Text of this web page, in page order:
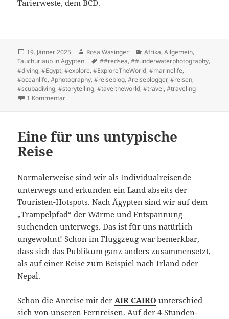
Tarierweste, dem BCD.
Posted
on
19. Jänner 2025 Author
Rosa Wasinger Categories
Afrika,Allgemein,
Tauchurlaub in Ägypten
Tags
##redsea,##underwaterphotography,
#diving,#Egypt,#explore,#ExploreTheWorld,#marinelife,
#oceanlife,#photography,#reiseblog,#reiseblogger,#reisen,
#scubadiving,#storytelling,#taveltheworld,#travel,#traveling
1 Kommentarzu Tausche Staubsauger gegen Flossen
Eine für uns untypische
Reise
Normalerweise sind wir als Individualreisende
unterwegs und erkunden ein Land abseits der
Touristen-Hotspots. Nach Ägypten sind wir auf dem
„Trampelpfad“ der Wärme und Entspannung
suchenden unterwegs. Das ist für uns natürlich
ungewohnt! Schon im Fluggzeug war bemerkbar,
dass sich das Publikum ganz anders zusammensetzt,
als auf einer Reise zum Beispiel nach Irland oder
Nepal.
Schon die Anreise mit derAIR CAIRO unterschied
sich von unseren Fernreisen. Auf der 4-Stunden-